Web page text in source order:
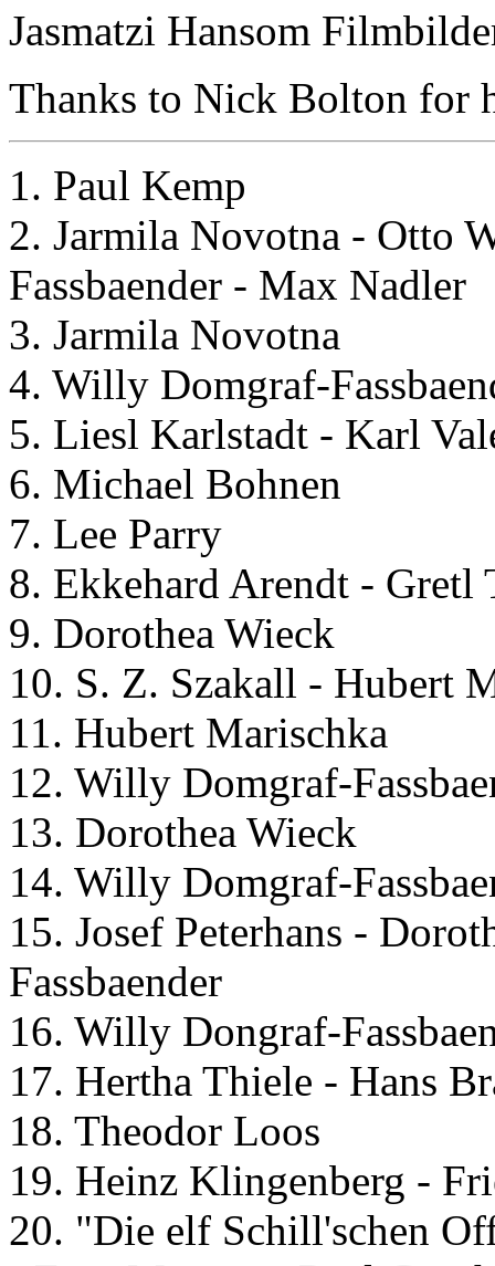
Jasmatzi Hansom
Thanks to Nick Bolton for
1. Paul Kemp
2. Jarmila Novotna - Otto
Fassbaender - Max Nadler
3. Jarmila Novotna
4. Willy Domgraf-
5. Liesl Karlstadt - Karl
6. Michael Bohnen
7. Lee Parry
8. Ekkehard Arendt - Gretl
9. Dorothea Wieck
10. S. Z. Szakall - Hubert
11. Hubert Marischka
12. Willy Domgraf-
13. Dorothea Wieck
14. Willy Domgraf-
15. Josef Peterhans -
Fassbaender
16. Willy Dongraf-
17. Hertha Thiele - Hans
18. Theodor Loos
19. Heinz Klingenberg -
20. "Die elf Schill'schen